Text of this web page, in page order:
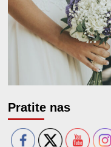
Pratite nas